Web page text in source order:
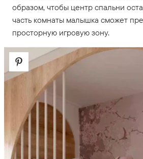
образом, чтобы центр спальни
часть комнаты малышка сможет
просторную игровую зону.